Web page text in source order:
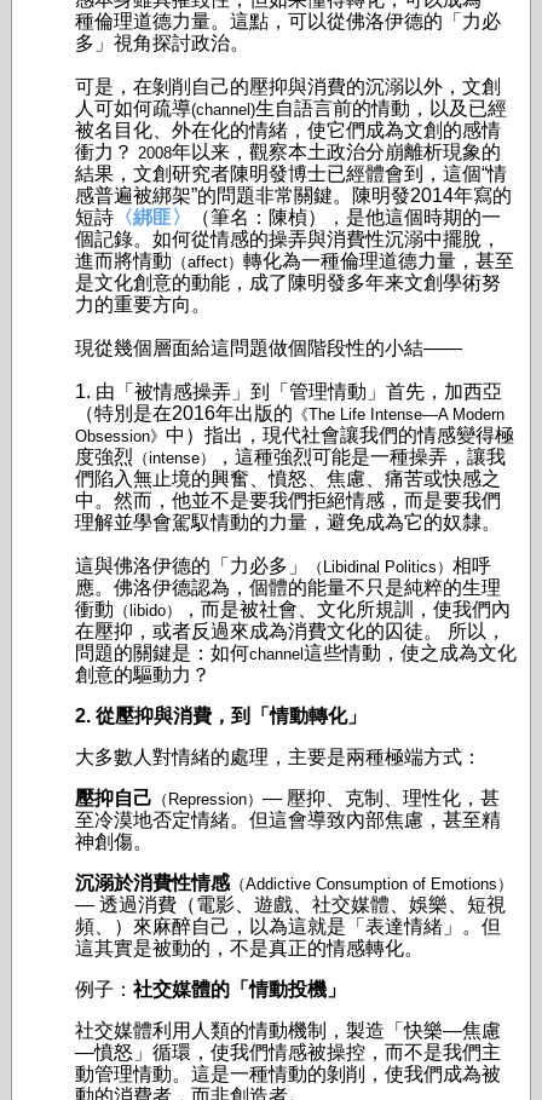
種倫理道德力量。這點，可以從佛洛伊德的「力必
多」視角探討政治。
可是，在剝削自己的壓抑與消費的沉溺以外，文創
人可如何疏導(channel)生自語言前的情動，以及已經
被名目化、外在化的情緒，使它們成為文創的感情
衝力？ 2008年以来，觀察本土政治分崩離析現象的
結果，文創研究者陳明發博士已經體會到，這個“情
感普遍被綁架”的問題非常關鍵。陳明發2014年寫的
短詩 〈綁匪〉
（筆名：陳楨），是他這個時期的一
個記錄。如何從情感的操弄與消費性沉溺中擺脫，
進而將情動 （affect） 轉化為一種倫理道德力量，甚至
是文化創意的動能，成了陳明發多年来文創學術努
力的重要方向。
現從幾個層面給這問題做個階段性的小結——
1. 由「被情感操弄」到「管理情動」首先，加西亞
（特別是在2016年出版的 《The Life Intense—A Modern
Obsession》 中）指出，現代社會讓我們的情感變得極
度強烈 （intense）
，這種強烈可能是一種操弄，讓我
們陷入無止境的興奮、憤怒、焦慮、痛苦或快感之
中。然而，他並不是要我們拒絕情感，而是要我們
理解並學會駕馭情動的力量，避免成為它的奴隸。
這與佛洛伊德的「力必多」 （Libidinal Politics） 相呼
應。佛洛伊德認為，個體的能量不只是純粹的生理
衝動 （libido）
，而是被社會、文化所規訓，使我們內
在壓抑，或者反過來成為消費文化的囚徒。 所以，
問題的關鍵是：如何channel 這些情動，使之成為文化
創意的驅動力？
2. 從壓抑與消費，到「情動轉化」
大多數人對情緒的處理，主要是兩種極端方式：
壓抑自己 （Repression） — 壓抑、克制、理性化，甚
至冷漠地否定情緒。但這會導致內部焦慮，甚至精
神創傷。
沉溺於消費性情感（Addictive Consumption of Emotions）
— 透過消費（電影、遊戲、社交媒體、娛樂、短視
頻、）來麻醉自己，以為這就是「表達情緒」。但
這其實是被動的，不是真正的情感轉化。
例子： 社交媒體的「情動投機」
社交媒體利用人類的情動機制，製造「快樂—焦慮
—憤怒」循環，使我們情感被操控，而不是我們主
動管理情動。這是一種情動的剝削，使我們成為被
動的消費者，而非創造者。